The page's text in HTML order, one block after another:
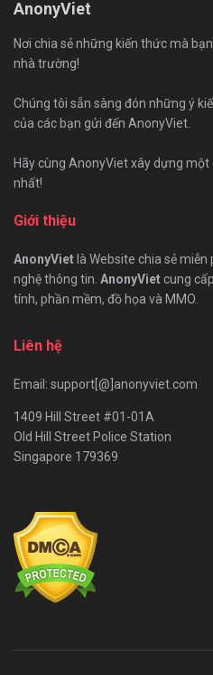
AnonyViet
Nơi chia sẻ những kiến thức mà
nhà trường!
Chúng tôi sẵn sàng đón những ý
của các bạn gửi đến AnonyViet.
Hãy cùng AnonyViet xây dựng
nhất!
Giới thiệu
AnonyViet là Website chia sẻ
nghệ thông tin. AnonyViet cung
tính, phần mềm, đồ họa và MMO.
Liên hệ
Email: support[@]anonyviet.com
1409 Hill Street #01-01A
Old Hill Street Police Station
Singapore 179369